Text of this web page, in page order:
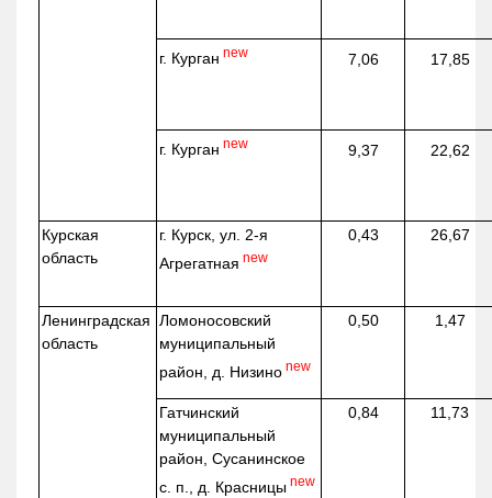
г. Курган new 7,06 17,85
г. Курган new 9,37 22,62
Курская
область
г. Курск, ул. 2-я
Агрегатная new
0,43 26,67
Ленинградская
область
Ломоносовский
муниципальный
район, д. Низино new
0,50 1,47
Гатчинский
муниципальный
район, Сусанинское
с. п., д. Красницы new
0,84 11,73